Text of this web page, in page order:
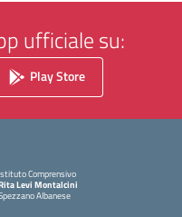
ufficiale su:
Play Store
Comprensivo
Levi Montalcini
Albanese
— Visita la pagina iniziale della scuola